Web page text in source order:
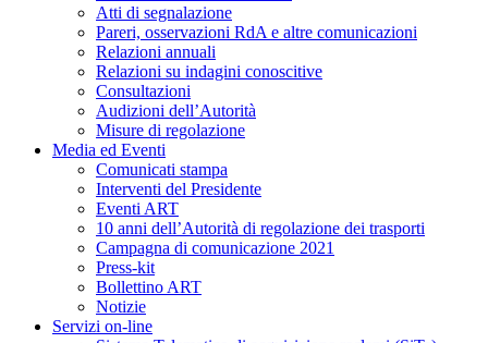
Atti di segnalazione
Pareri, osservazioni RdA e altre comunicazioni
Relazioni annuali
Relazioni su indagini conoscitive
Consultazioni
Audizioni dell’Autorità
Misure di regolazione
Media ed Eventi
Comunicati stampa
Interventi del Presidente
Eventi ART
10 anni dell’Autorità di regolazione dei trasporti
Campagna di comunicazione 2021
Press-kit
Bollettino ART
Notizie
Servizi on-line